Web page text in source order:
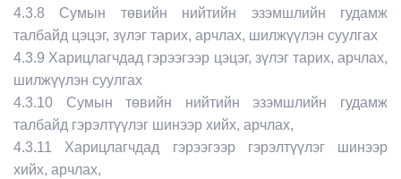
4.3.8 Сумын төвийн нийтийн эзэмшлийн гудамж
талбайд цэцэг, зүлэг тарих, арчлах, шилжүүлэн суулгах
4.3.9 Харицлагчдад гэрээгээр цэцэг, зүлэг тарих, арчлах,
шилжүүлэн суулгах
4.3.10 Сумын төвийн нийтийн эзэмшлийн гудамж
талбайд гэрэлтүүлэг шинээр хийх, арчлах,
4.3.11 Харицлагчдад гэрээгээр гэрэлтүүлэг шинээр
хийх, арчлах,